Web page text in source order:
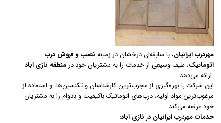
مهردرب ایرانیان، با سابقه‌ای درخشان در زمینه نصب و فروش درب
اتوماتیک، طیف وسیعی از خدمات را به مشتریان خود در منطقه نازی آباد
ارائه می‌دهد.
این شرکت با بهره‌گیری از مجرب‌ترین کارشناسان و تکنسین‌ها، و استفاده از
مرغوب‌ترین مواد اولیه، درب‌های اتوماتیک باکیفیت و بادوام را به مشتریان
خود عرضه می‌کند.
خدمات مهردرب ایرانیان در نازی آباد: